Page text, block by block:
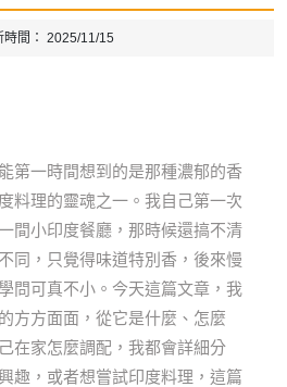
時間： 2025/11/15
第一時間想到的是那種濃郁的香
料理的靈魂之一。我自己第一次
間小印度餐廳，那時候還搞不清
同，只覺得味道特別香，後來慢
問可真不小。今天這篇文章，我
方方面面，從它是什麼、怎麼
在家怎麼調配，我都會詳細分
趣，或者想嘗試印度料理，這篇